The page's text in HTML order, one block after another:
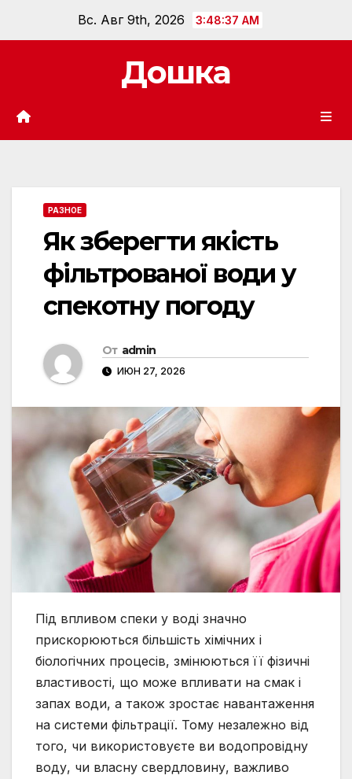
Вс. Авг 9th, 2026 3:48:39 AM
Дошка
РАЗНОЕ
Як зберегти якість
фільтрованої води у
спекотну погоду
От admin
ИЮН 27, 2026
Під впливом спеки у воді значно
прискорюються більшість хімічних і
біологічних процесів, змінюються її фізичні
властивості, що може впливати на смак і
запах води, а також зростає навантаження
на системи фільтрації. Тому незалежно від
того, чи використовуєте ви водопровідну
воду, чи власну свердловину, важливо